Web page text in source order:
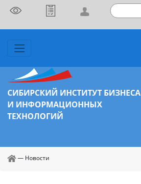
СИБИРСКИЙ ИНСТИТУТ БИЗНЕСА
И ИНФОРМАЦИОННЫХ
ТЕХНОЛОГИЙ
— Новости